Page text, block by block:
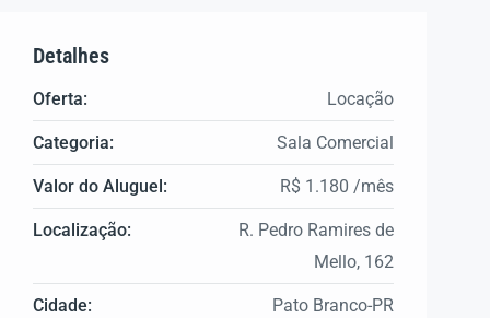
Detalhes
Oferta: Locação
Categoria: Sala Comercial
Valor do Aluguel: R$ 1.180 /mês
Localização:
R. Pedro Ramires de
Mello, 162
Cidade: Pato Branco-PR